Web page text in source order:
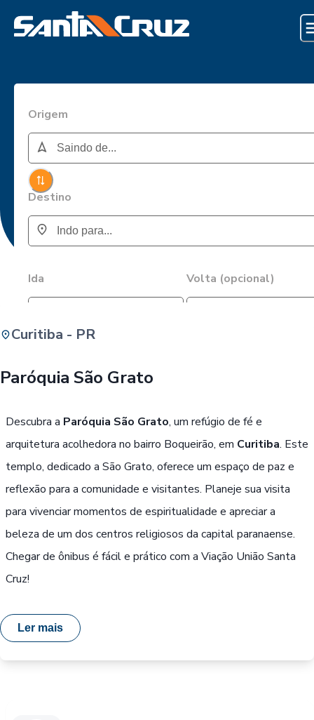
Origem
Destino
Ida Volta (opcional)
Curitiba - PR
Paróquia São Grato
Descubra a Paróquia São Grato, um refúgio de fé e
arquitetura acolhedora no bairro Boqueirão, em Curitiba. Este
templo, dedicado a São Grato, oferece um espaço de paz e
reflexão para a comunidade e visitantes. Planeje sua visita
para vivenciar momentos de espiritualidade e apreciar a
beleza de um dos centros religiosos da capital paranaense.
Chegar de ônibus é fácil e prático com a Viação União Santa
Cruz!
Ler mais